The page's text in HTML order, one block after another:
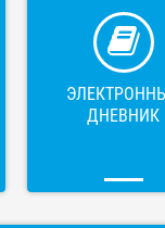
ДНЕВНИК